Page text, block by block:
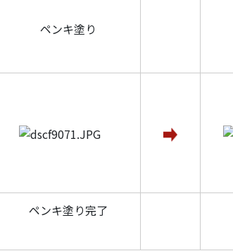
ペンキ塗り
ペンキ塗り完了